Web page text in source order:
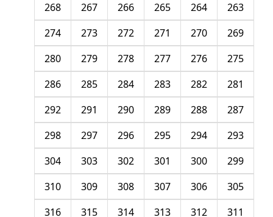
263
264
265
266
267
268
269
270
271
272
273
274
275
276
277
278
279
280
281
282
283
284
285
286
287
288
289
290
291
292
293
294
295
296
297
298
299
300
301
302
303
304
305
306
307
308
309
310
311
312
313
314
315
316